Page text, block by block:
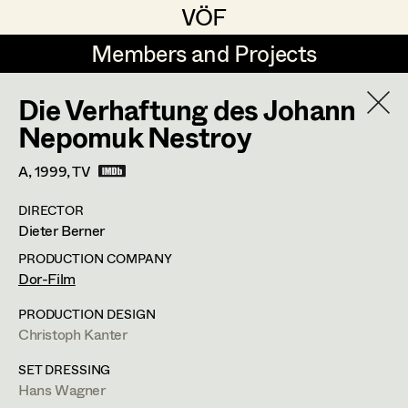
VÖF
VÖF
Members and Projects
Members and Projects
DE EN HOME
Suche
Art Department
Costume Department
Retired Members
Honorary Members
Sabine Koechert
Michaela Kovacs
Werner Otto
Herta Pischinger-Hareiter
Anna Reschl
Rudolf Schneider-Manns-Au
Herwig Schretter
Herwig Schretter
In Memoriam
PROFILE
Die Verhaftung des Johann
Nepomuk Nestroy
A,1999, TV
DIRECTOR
Dieter Berner
PRODUCTION COMPANY
Dor-Film
PRODUCTION DESIGN
Christoph Kanter
SET DRESSING
Hans Wagner